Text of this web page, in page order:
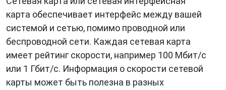
карта обеспечивает интерфейс между вашей
системой и сетью, помимо проводной или
беспроводной сети. Каждая сетевая карта
имеет рейтинг скорости, например 100 Мбит/с
или 1 Гбит/с. Информация о скорости сетевой
карты может быть полезна в разных